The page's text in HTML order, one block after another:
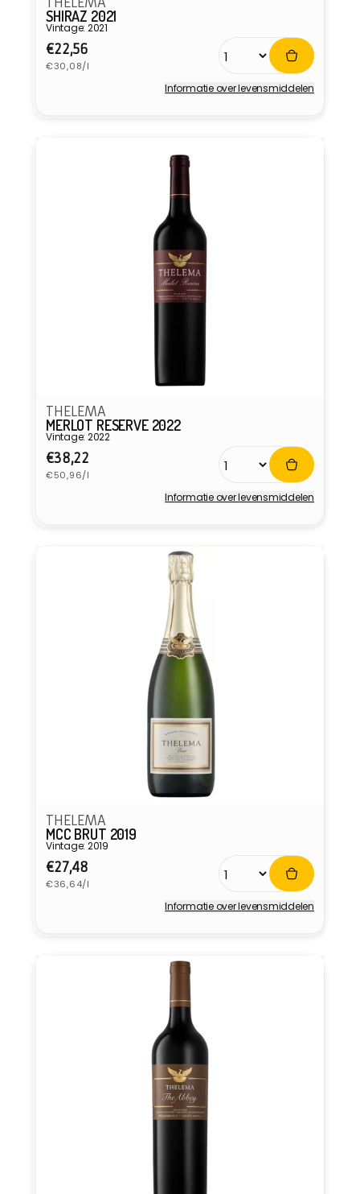
SHIRAZ 2021
Vintage: 2021
Normale
prijs
€22,56
Eenheidsprijs
€30,08/l
Informatie over levensmiddelen
THELEMA
MERLOT RESERVE 2022
Vintage: 2022
Normale
prijs
€38,22
Eenheidsprijs
€50,96/l
Informatie over levensmiddelen
THELEMA
MCC BRUT 2019
Vintage: 2019
Normale
prijs
€27,48
Eenheidsprijs
€36,64/l
Informatie over levensmiddelen